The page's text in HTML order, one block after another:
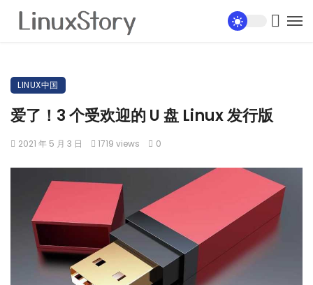
LINUX中国
爱了！3 个受欢迎的 U 盘 Linux 发行版
2021 年 5 月 3 日 1719 views 0